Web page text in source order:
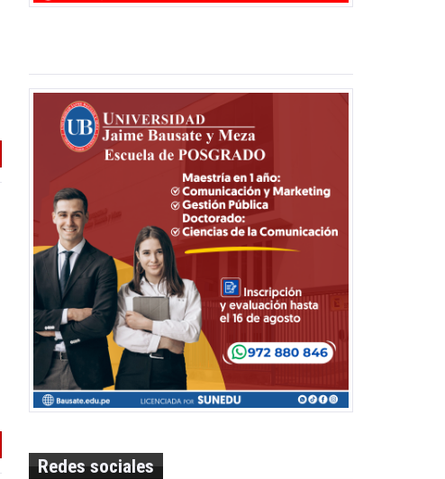
Redes sociales